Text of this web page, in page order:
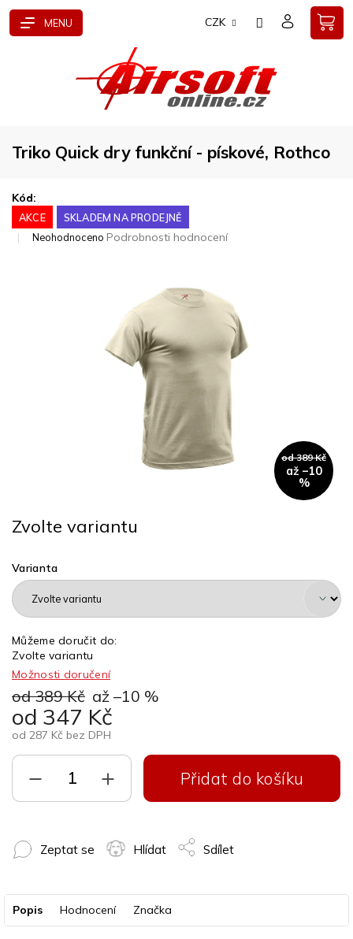
Přejít
CZK
Triko Quick dry funkční - pískové, Rothco
Kód:
AKCE SKLADEM NA PRODEJNĚ
Průměrné
Neohodnoceno Podrobnosti hodnocení
od 389 Kč
až –10
%
od 389 Kč až –10 %
od 347 Kč
od 287 Kč bez DPH
Zvolte variantu
Varianta
Můžeme doručit do:
Zvolte variantu
Možnosti doručení
Přidat do košíku
Zeptat se Hlídat Sdílet
Popis Hodnocení Značka